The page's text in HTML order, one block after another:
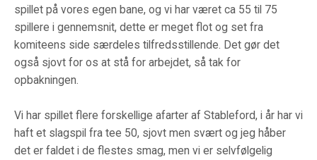
spillet på vores egen bane, og vi har været ca 55 til 75
spillere i gennemsnit, dette er meget flot og set fra
komiteens side særdeles tilfredsstillende. Det gør det
også sjovt for os at stå for arbejdet, så tak for
opbakningen.
Vi har spillet flere forskellige afarter af Stableford, i år har vi
haft et slagspil fra tee 50, sjovt men svært og jeg håber
det er faldet i de flestes smag, men vi er selvfølgelig